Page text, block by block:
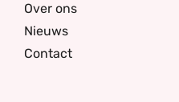
Over ons
Nieuws
Contact